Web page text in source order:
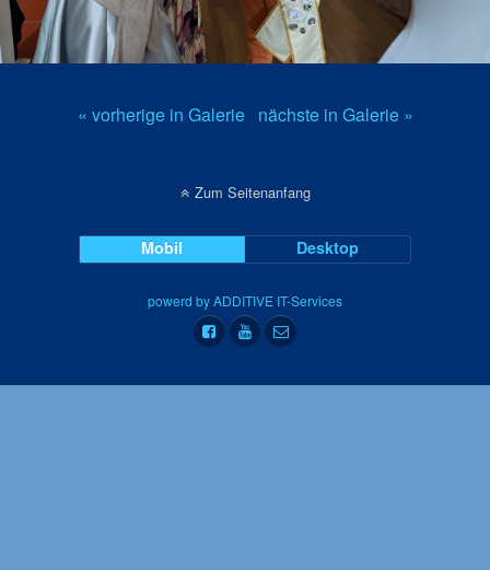
« vorherige in Galerie nächste in Galerie »
Zum Seitenanfang
Mobil Desktop
powerd by ADDITIVE IT-Services